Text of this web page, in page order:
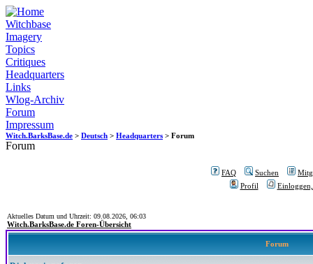
Witchbase
Imagery
Topics
Critiques
Headquarters
Links
Wlog-Archiv
Forum
Impressum
Witch.BarksBase.de > Deutsch > Headquarters > Forum
Forum
FAQ Suchen
Profil
Aktuelles Datum und Uhrzeit: 09.08.2026, 06:03
Witch.BarksBase.de Foren-Übersicht
Forum